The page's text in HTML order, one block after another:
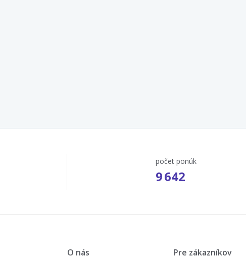
počet ponúk
9 642
O nás Pre zákazníkov